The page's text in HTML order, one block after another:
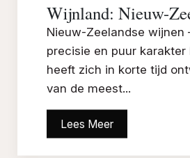
Wijnland: Nieuw-
Nieuw-Zeelandse wijnen
precisie en puur karakter
heeft zich in korte tijd
van de meest...
Lees Meer